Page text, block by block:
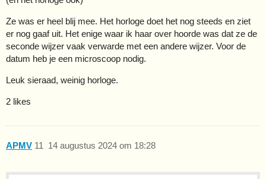
Ze was er heel blij mee. Het horloge doet het nog steeds en ziet
er nog gaaf uit. Het enige waar ik haar over hoorde was dat ze de
seconde wijzer vaak verwarde met een andere wijzer. Voor de
datum heb je een microscoop nodig.
Leuk sieraad, weinig horloge.
2 likes
APMV 14 augustus 2024 om 18:28
11